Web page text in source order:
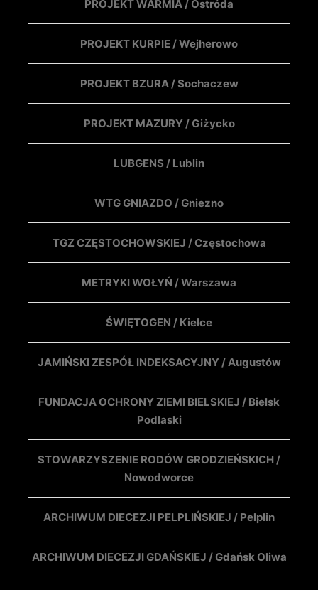
PROJEKT WARMIA / Ostróda
PROJEKT KURPIE / Wejherowo
PROJEKT BZURA / Sochaczew
PROJEKT MAZURY / Giżycko
LUBGENS / Lublin
WTG GNIAZDO / Gniezno
TGZ CZĘSTOCHOWSKIEJ / Częstochowa
METRYKI WOŁYŃ / Warszawa
ŚWIĘTOGEN / Kielce
JAMIŃSKI ZESPÓŁ INDEKSACYJNY / Augustów
FUNDACJA OCHRONY ZIEMI BIELSKIEJ / Bielsk
Podlaski
STOWARZYSZENIE RODÓW GRODZIEŃSKICH /
Nowodworce
ARCHIWUM DIECEZJI PELPLIŃSKIEJ / Pelplin
ARCHIWUM DIECEZJI GDAŃSKIEJ / Gdańsk Oliwa